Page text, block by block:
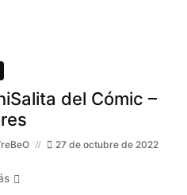
del Cómic –
27 de octubre de 2022